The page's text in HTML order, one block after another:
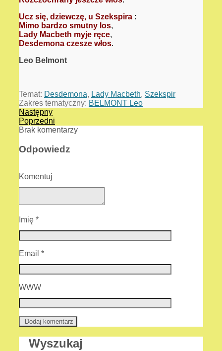
Ucz się, dziewczę, u Szekspira :
Mimo bardzo smutny los,
Lady Macbeth myje ręce,
Desdemona czesze włos.
Leo Belmont
Temat: Desdemona, Lady Macbeth, Szekspir
Zakres tematyczny: BELMONT Leo
Następny
Poprzedni
Brak komentarzy
Odpowiedz
Komentuj
Imię *
Email *
WWW
Wyszukaj